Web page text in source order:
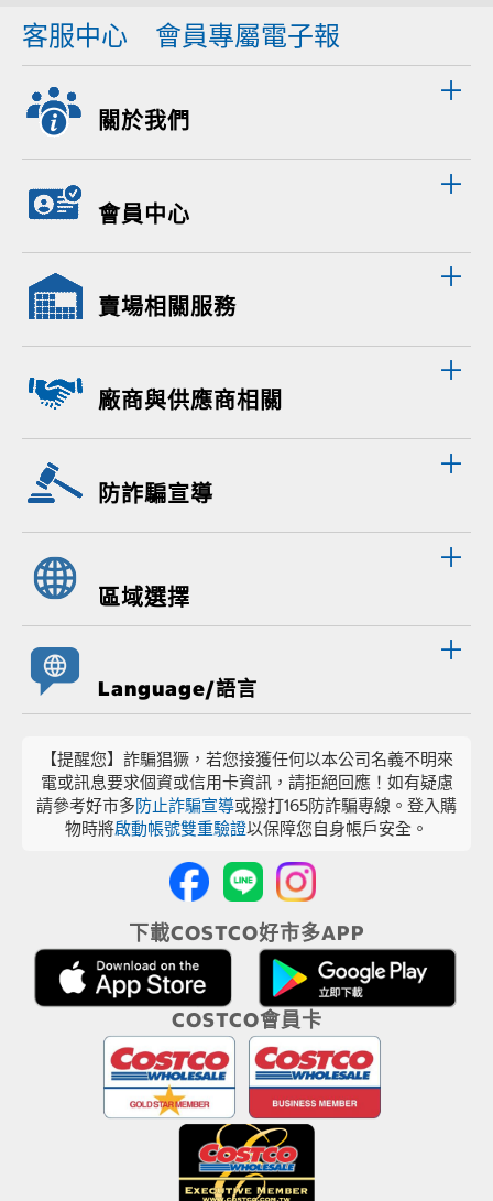
客服中心 會員專屬電子報
關於我們
會員中心
賣場相關服務
廠商與供應商相關
防詐騙宣導
區域選擇
Language/語言
【提醒您】詐騙猖獗，若您接獲任何以本公司名義不明來
電或訊息要求個資或信用卡資訊，請拒絕回應！如有疑慮
請參考好市多防止詐騙宣導或撥打165防詐騙專線。登入購
物時將啟動帳號雙重驗證以保障您自身帳戶安全。
下載COSTCO好市多APP
COSTCO會員卡